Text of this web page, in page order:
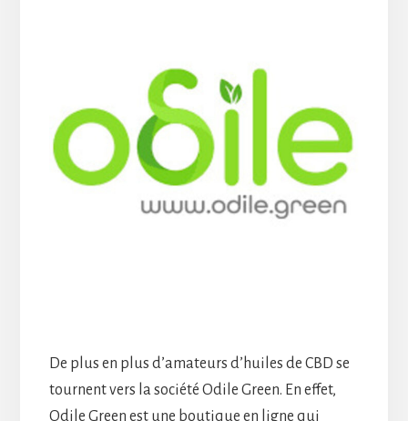
De plus en plus d’amateurs d’huiles de CBD se
tournent vers la société Odile Green. En effet,
Odile Green est une boutique en ligne qui